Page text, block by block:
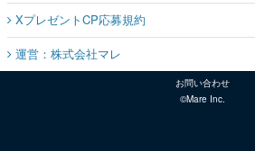
XプレゼントCP応募規約
運営：株式会社マレ
お問い合わせ
©Mare Inc.